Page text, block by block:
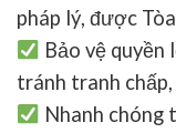
pháp lý, được
Bảo vệ quyền
tránh tranh
Nhanh chóng